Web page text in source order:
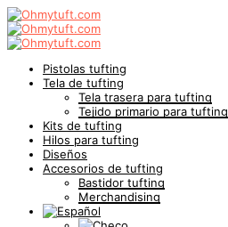
Pistolas tufting
Tela de tufting
Tela trasera para tufting
Tejido primario para tufting
Kits de tufting
Hilos para tufting
Diseños
Accesorios de tufting
Bastidor tufting
Merchandising